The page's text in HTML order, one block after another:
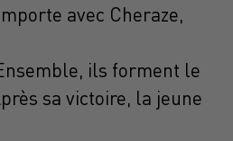
avec Cheraze,
ils forment le
sa victoire, la jeune